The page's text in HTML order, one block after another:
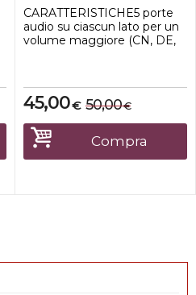
CARATTERISTICHE5 porte
audio su ciascun lato per un
volume maggiore (CN, DE,
inossidabileImpugnatura
sintetica
DIMENSIONEgrandeCOLO
RENero
€
45,00 €
50,00
Compra